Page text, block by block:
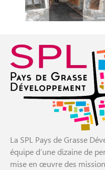
La SPL Pays de Grasse
équipe d’une dizaine de
mise en œuvre des